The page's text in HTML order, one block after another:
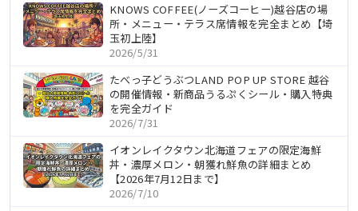
KNOWS COFFEE(ノーズコーヒー)越谷店の場
所・メニュー・テラス席情報を完全まとめ【埼
玉初上陸】
2026/5/31
たべっ子どうぶつLAND POP UP STORE 越谷
の開催情報・新商品うるぷくシール・購入特典
を完全ガイド
2026/7/31
イオンレイクタウン北海道フェアの限定海鮮
丼・濃厚メロン・朝獲れ鮮魚の詳細まとめ
【2026年7月12日まで】
2026/7/10